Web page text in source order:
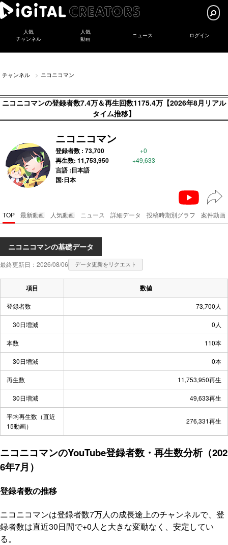
人気
チャンネル
人気
動画
ニュース ログイン
チャンネル ニコニコマン
ニコニコマンの登録者数7.4万＆再生回数1175.4万【2026年8月リアル
タイム推移】
ニコニコマン
登録者数 : 73,700 +0
再生数: 11,753,950 +49,633
言語 :日本語
国:日本
TOP 最新動画 人気動画 ニュース 詳細データ 投稿時期別グラフ 案件動画
ニコニコマンの基礎データ
最終更新日：2026/08/06 データ更新をリクエスト
項目 数値
登録者数 73,700人
30日増減 0人
本数 110本
30日増減 0本
再生数 11,753,950再生
30日増減 49,633再生
平均再生数（直近
15動画）
276,331再生
ニコニコマンのYouTube登録者数・再生数分析（202
6年7月）
登録者数の推移
ニコニコマンは登録者数7万人の成長途上のチャンネルで、登
録者数は直近30日間で+0人と大きな変動なく、安定してい
る。